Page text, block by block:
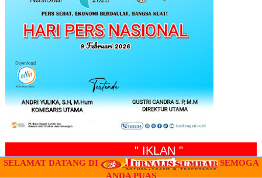
" IKLAN "
SELAMAT DATANG DI
SEMOGA
ANDA PUAS